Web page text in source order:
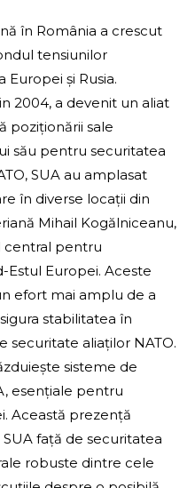
în România a crescut
tensiunilor
și Rusia.
2004, a devenit un aliat
poziționării sale
său pentru securitatea
SUA au amplasat
în diverse locații din
Mihail Kogălniceanu,
central pentru
Estul Europei. Aceste
efort mai amplu de a
stabilitatea în
securitate aliaților NATO.
sisteme de
esențiale pentru
Această prezență
față de securitatea
robuste dintre cele